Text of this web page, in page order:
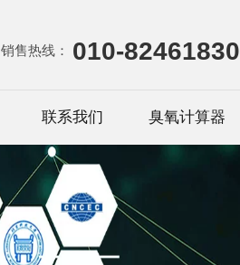
销售热线： 010-82461830
联系我们 臭氧计算器